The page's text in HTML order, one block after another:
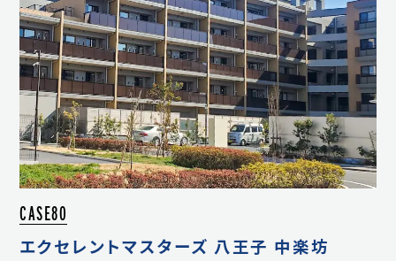
CASE80
エクセレントマスターズ 八王子 中楽坊